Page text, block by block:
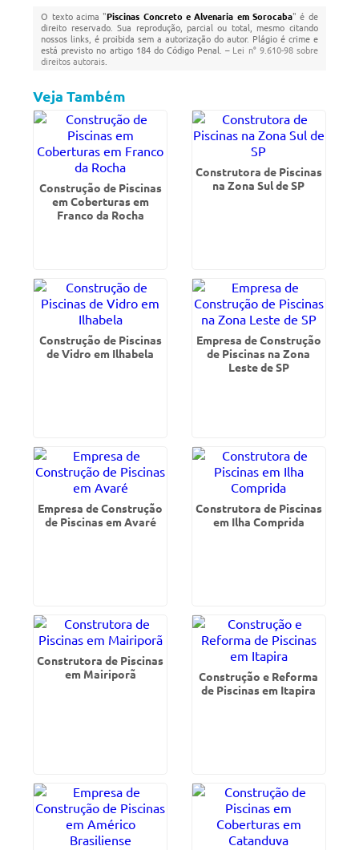
O texto acima "Piscinas Concreto e Alvenaria em Sorocaba" é de
direito reservado. Sua reprodução, parcial ou total, mesmo citando
nossos links, é proibida sem a autorização do autor. Plágio é crime e
está previsto no artigo 184 do Código Penal. – Lei n° 9.610-98 sobre
direitos autorais
Veja Também
Construção de Piscinas
em Coberturas em
Franco da Rocha
Construtora de Piscinas
na Zona Sul de SP
Construção de Piscinas
de Vidro em Ilhabela
Empresa de Construção
de Piscinas na Zona
Leste de SP
Empresa de Construção
de Piscinas em Avaré
Construtora de Piscinas
em Ilha Comprida
Construtora de Piscinas
em Mairiporã
Construção e Reforma
de Piscinas em Itapira